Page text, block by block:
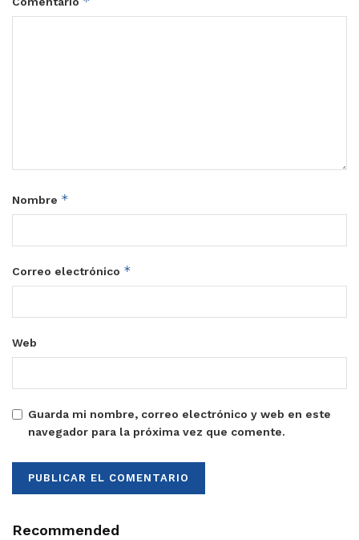
Nombre *
Correo electrónico *
Web
Guarda mi nombre, correo electrónico y web en este
navegador para la próxima vez que comente.
Recommended